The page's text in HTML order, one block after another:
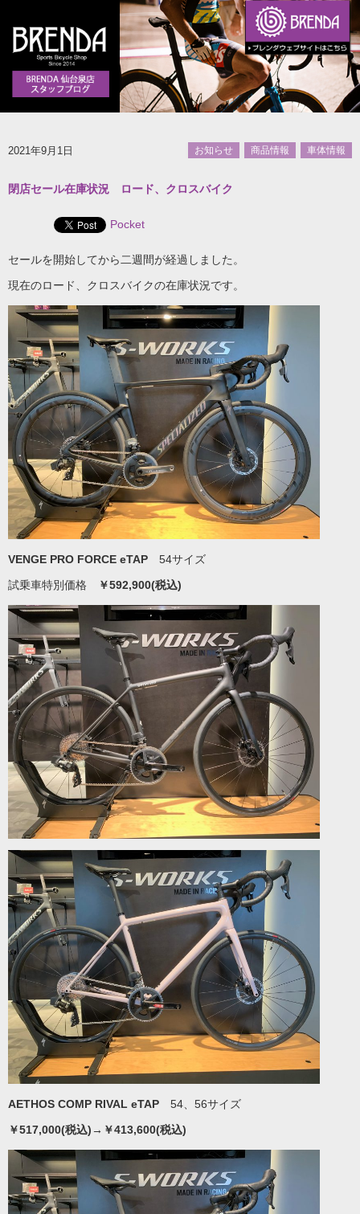
2021年9月1日 お知らせ 商品情報 車体情報
閉店セール在庫状況 ロード、クロスバイク
Pocket
セールを開始してから二週間が経過しました。
現在のロード、クロスバイクの在庫状況です。
VENGE PRO FORCE eTAP 54サイズ
試乗車特別価格
￥592,900(税込)
AETHOS COMP RIVAL eTAP 54、56サイズ
￥517,000(税込)→￥413,600(税込)